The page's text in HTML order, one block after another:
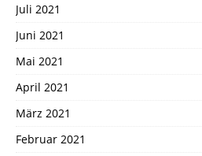
Juli 2021
Juni 2021
Mai 2021
April 2021
März 2021
Februar 2021